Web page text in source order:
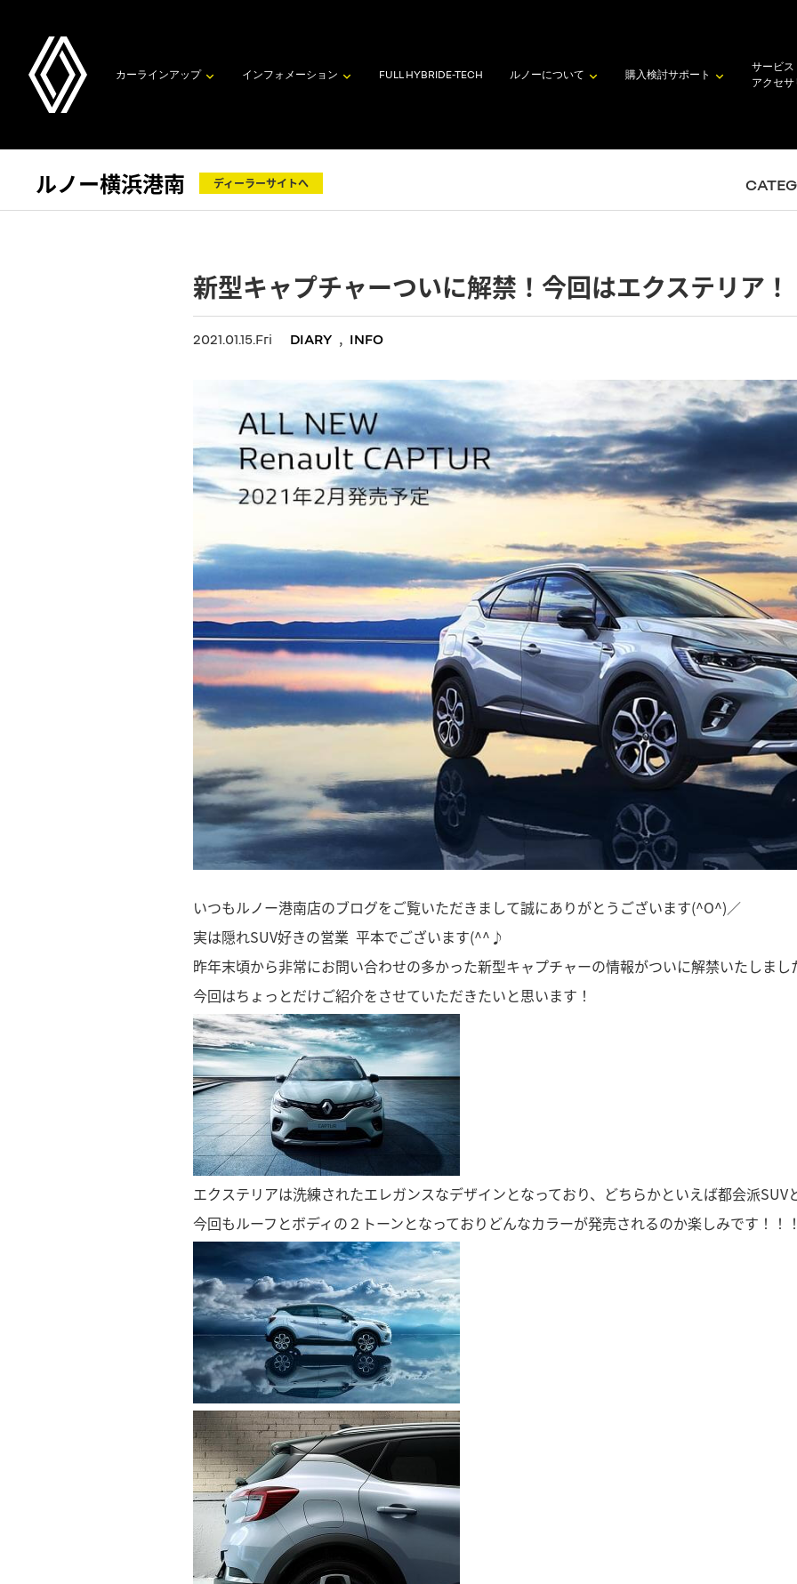
カーラインアップ インフォメーション FULL HYBRIDE-TECH ルノーについて 購入検討サポート
サービス
アクセサ
ルノー横浜港南 ディーラーサイトへ
新型キャプチャーついに解禁！今回はエクステリア！
2021.01.15.Fri DIARY , INFO
いつもルノー港南店のブログをご覧いただきまして誠にありがとうございます(^O^)／
実は隠れSUV好きの営業 平本でございます(^^♪
昨年末頃から非常にお問い合わせの多かった新型キャプチャーの情報がついに解禁いたしまし
今回はちょっとだけご紹介をさせていただきたいと思います！
エクステリアは洗練されたエレガンスなデザインとなっており、どちらかといえば都会派
今回もルーフとボディの２トーンとなっておりどんなカラーが発売されるのか楽しみです！！